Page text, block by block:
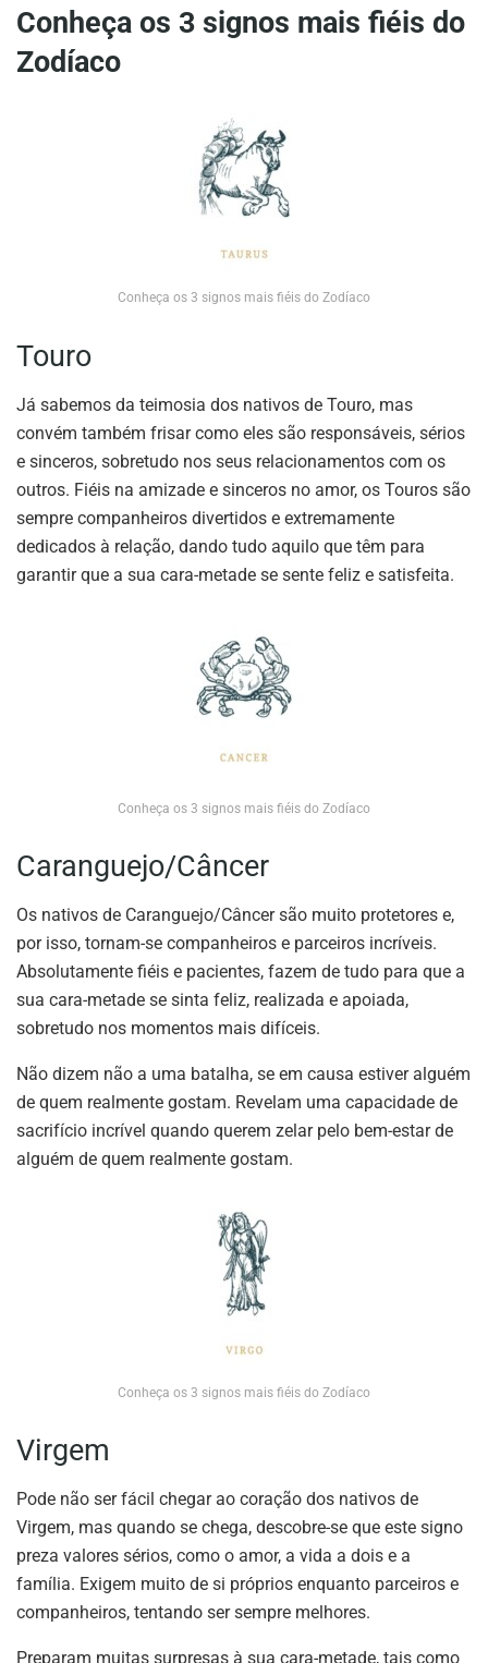
Conheça os 3 signos mais fiéis do
Zodíaco
Conheça os 3 signos mais fiéis do Zodíaco
Touro
Já sabemos da teimosia dos nativos de Touro, mas
convém também frisar como eles são responsáveis, sérios
e sinceros, sobretudo nos seus relacionamentos com os
outros. Fiéis na amizade e sinceros no amor, os Touros são
sempre companheiros divertidos e extremamente
dedicados à relação, dando tudo aquilo que têm para
garantir que a sua cara-metade se sente feliz e satisfeita.
Conheça os 3 signos mais fiéis do Zodíaco
Caranguejo/Câncer
Os nativos de Caranguejo/Câncer são muito protetores e,
por isso, tornam-se companheiros e parceiros incríveis.
Absolutamente fiéis e pacientes, fazem de tudo para que a
sua cara-metade se sinta feliz, realizada e apoiada,
sobretudo nos momentos mais difíceis.
Não dizem não a uma batalha, se em causa estiver alguém
de quem realmente gostam. Revelam uma capacidade de
sacrifício incrível quando querem zelar pelo bem-estar de
alguém de quem realmente gostam.
Conheça os 3 signos mais fiéis do Zodíaco
Virgem
Pode não ser fácil chegar ao coração dos nativos de
Virgem, mas quando se chega, descobre-se que este signo
preza valores sérios, como o amor, a vida a dois e a
família. Exigem muito de si próprios enquanto parceiros e
companheiros, tentando ser sempre melhores.
Preparam muitas surpresas à sua cara-metade, tais como